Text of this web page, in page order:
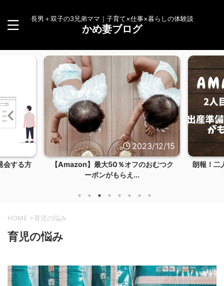
長男＋双子の3兄弟ママ｜子育て×仕事×暮らしの体験談
かめ妻ブログ
12/15
おむつク
2023/12/14
朗報！二人目もAmazonらくらくベビー
お試しBOXを...
【体験
HOME >育児の悩み
育児の悩み